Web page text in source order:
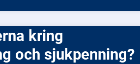
och sjukpenning?